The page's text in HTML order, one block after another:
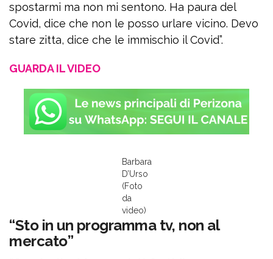
spostarmi ma non mi sentono. Ha paura del
Covid, dice che non le posso urlare vicino. Devo
stare zitta, dice che le immischio il Covid”.
GUARDA IL VIDEO
Barbara
D’Urso
(Foto
da
video)
“Sto in un programma tv, non al
mercato”